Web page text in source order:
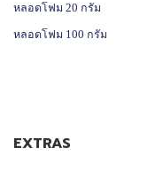
หลอดโฟม 20 กรัม
หลอดโฟม 100 กรัม
EXTRAS